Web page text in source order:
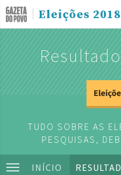
Eleições 2018
TUDO SOBRE AS
PESQUISAS,
INÍCIO